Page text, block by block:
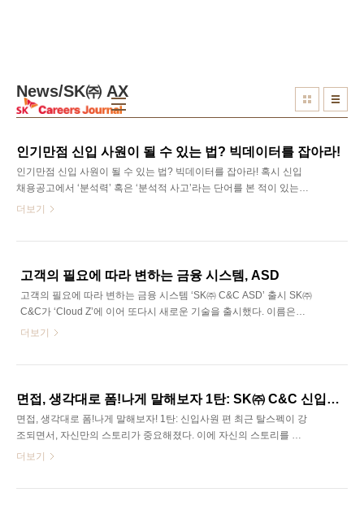
News/SK㈜ AX
인기만점 신입 사원이 될 수 있는 법? 빅데이터를 잡아라!
인기만점 신입 사원이 될 수 있는 법? 빅데이터를 잡아라! 혹시 신입
채용공고에서 ‘분석력’ 혹은 ‘분석적 사고’라는 단어를 본 적이 있는
가? 최근 직군을 막론하고 영업, 영업 관리, 마케팅, 전략 기획 직무 등
C&C Data서비스 개발팀 배기주 과장님을 만나 보았다. 그는 분석력
이 필요한 이유를 최근 온/오프라인 마케팅에서도 활용도가 크게 늘
고 있는 빅데이터 분석과 함께 이야기해 주었다, SK Careers Editor
이관형 분석력 혹은 분석적 사고를 갖춘 자?! 채용공고의 ‘분석적 사
고를 갖춘 자’..
더보기
고객의 필요에 따라 변하는 금융 시스템, ASD
고객의 필요에 따라 변하는 금융 시스템 ‘SK㈜ C&C ASD’ 출시 SK㈜
C&C가 ‘Cloud Z’에 이어 또다시 새로운 기술을 출시했다. 이름은
‘ASD(Automated Software Development)’. 아니 이게 뭐야.. 이름부
스템 자동 개발 플랫폼(ASD: Automated Software Development)를
차근차근 알아보자. 우선, SK㈜ C&C가 출시한 금융 차세대 시스템
자동 개발 플랫폼 ASD가 무엇인지부터 알아보자. SK Careers Editor
이관형 ASD(Au..
더보기
면접, 생각대로 폼!나게 말해보자 1탄: SK㈜ C&C 신입사원 편
면접, 생각대로 폼!나게 말해보자! 1탄: 신입사원 편 최근 탈스펙이 강
조되면서, 자신만의 스토리가 중요해졌다. 이에 자신의 스토리를 잘
전달하기 위한 말하기 능력이 중요해지고 있다. 하지만 면접관 앞에
더보기